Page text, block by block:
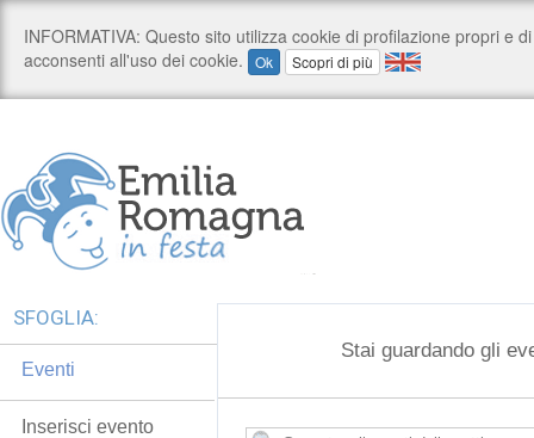
Stai guardando gli
SFOGLIA:
Eventi
Inserisci evento